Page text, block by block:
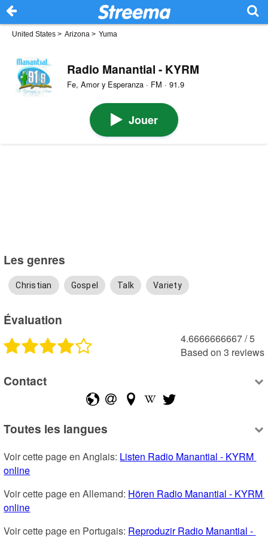
United States > Arizona > Yuma
Radio Manantial - KYRM
Fe, Amor y Esperanza · FM · 91.9
Jouer
Les genres
Christian Gospel Talk Variety
Évaluation
4.6666666667 /5
Based on 3 reviews
Contact
Toutes les langues
Voir cette page en Anglais: Listen Radio Manantial - KYRM
online
Voir cette page en Allemand: Hören Radio Manantial - KYRM
online
Voir cette page en Portugais: Reproduzir Radio Manantial -